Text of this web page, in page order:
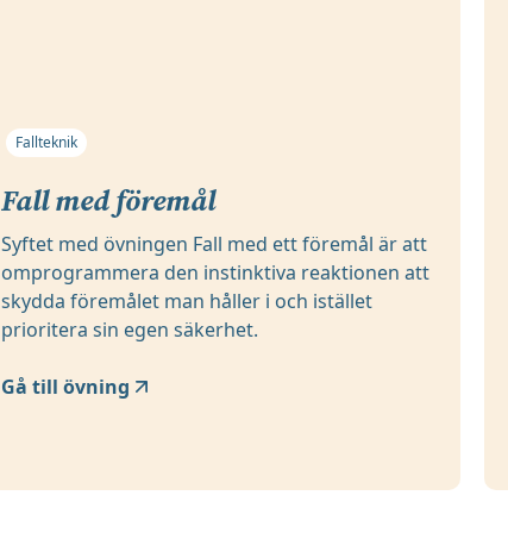
Fallteknik
Fall med föremål
Syftet med övningen Fall med ett föremål är att
omprogrammera den instinktiva reaktionen att
skydda föremålet man håller i och istället
prioritera sin egen säkerhet.
Gå till övning